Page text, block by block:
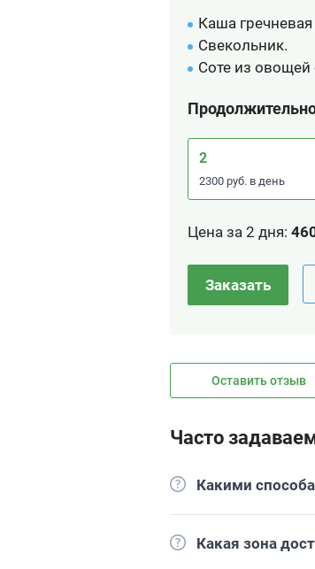
Каша
Свекольник.
Соте из
2
2300 руб. в день
Цена за 2 дня:
Заказать
Оставить отзыв
Часто
Какими
Какая зона